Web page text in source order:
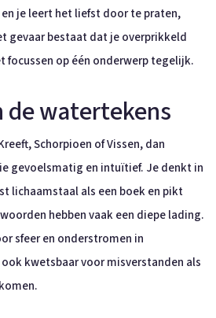
je leert het liefst door te praten,
gevaar bestaat dat je overprikkeld
focussen op één onderwerp tegelijk.
de watertekens
Schorpioen of Vissen, dan
gevoelsmatig en intuïtief. Je denkt in
lichaamstaal als een boek en pikt
hebben vaak een diepe lading.
sfeer en onderstromen in
kwetsbaar voor misverstanden als